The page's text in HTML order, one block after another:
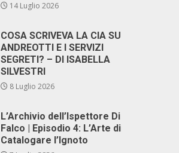
14 Luglio 2026
COSA SCRIVEVA LA CIA SU
ANDREOTTI E I SERVIZI
SEGRETI? – DI ISABELLA
SILVESTRI
8 Luglio 2026
L’Archivio dell’Ispettore Di
Falco | Episodio 4: L’Arte di
Catalogare l’Ignoto